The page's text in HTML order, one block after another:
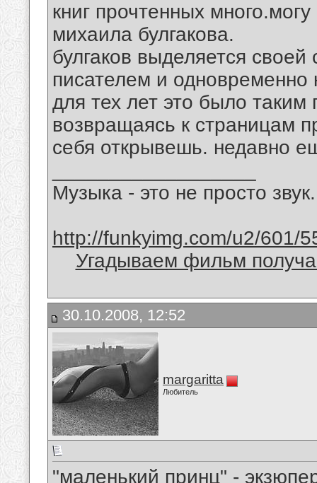
книг прочтенных
михаила булгакова.
булгаков выделяется
писателем и
для тех лет это было
возвращаясь к страницам
себя открывешь. недавно
Музыка - это не просто
http://funkyimg.com/u2/601/
Угадываем фильм
30.10.2008, 12:52
margaritta
Любитель
"маленький принц" -